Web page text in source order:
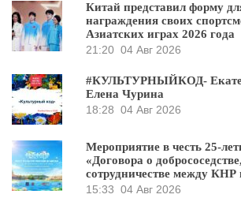
Китай представил форму
награждения своих
Азиатских играх 2026 года
21:20 04 Авг 2026
#КУЛЬТУРНЫЙКОД-
Елена Чурина
18:28 04 Авг 2026
Мероприятие в честь 25-
«Договора о
сотрудничестве между
15:33 04 Авг 2026